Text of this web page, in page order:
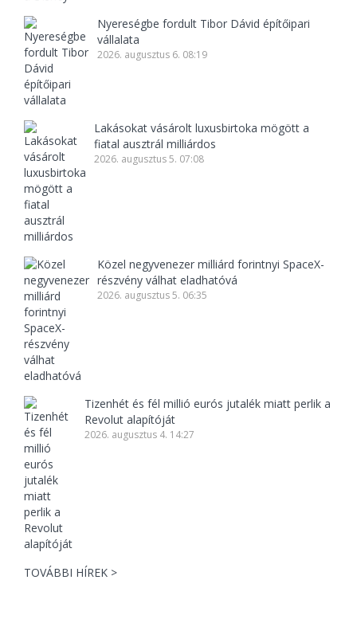
Nyereségbe fordult Tibor Dávid építőipari
vállalata
2026. augusztus 6. 08:19
Lakásokat vásárolt luxusbirtoka mögött a
fiatal ausztrál milliárdos
2026. augusztus 5. 07:08
Közel negyvenezer milliárd forintnyi SpaceX-
részvény válhat eladhatóvá
2026. augusztus 5. 06:35
Tizenhét és fél millió eurós jutalék miatt perlik a
Revolut alapítóját
2026. augusztus 4. 14:27
TOVÁBBI HÍREK >